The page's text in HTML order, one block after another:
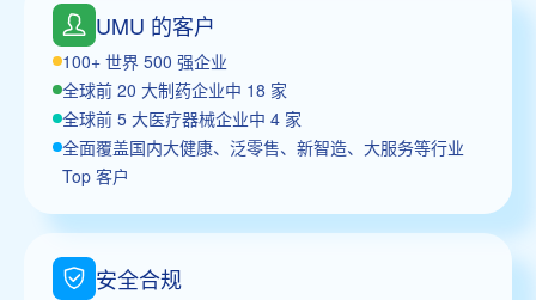
UMU 的客户
100+ 世界 500 强企业
全球前 20 大制药企业中 18 家
全球前 5 大医疗器械企业中 4 家
全面覆盖国内大健康、泛零售、新智造、大服务等行业
Top 客户
安全合规